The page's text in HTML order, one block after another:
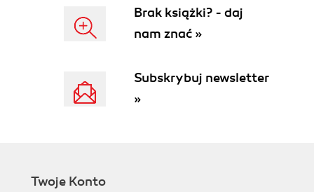
2.4.1. Kod prosty (64)
2.4.2. Kody uzupełnieniowe (68)
2.5.2. Arytmetyka zmiennoprzecinkowa (76)
2.5.3. Precyzja obliczeń
2.6.1. Kodowanie dwójkowo-dziesiętne (79)
Brak książki? - daj
nam znać »
Subskrybuj newsletter
»
Twoje Konto